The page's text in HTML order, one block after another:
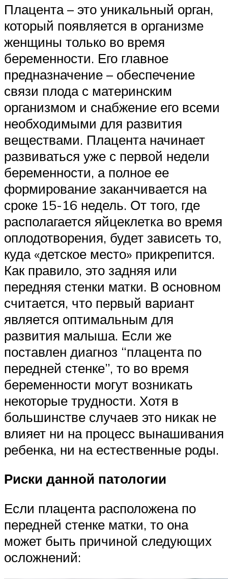
Плацента – это уникальный орган,
который появляется в организме
женщины только во время
беременности. Его главное
предназначение – обеспечение
связи плода с материнским
организмом и снабжение его всеми
необходимыми для развития
веществами. Плацента начинает
развиваться уже с первой недели
беременности, а полное ее
формирование заканчивается на
сроке 15-16 недель. От того, где
располагается яйцеклетка во время
оплодотворения, будет зависеть то,
куда «детское место» прикрепится.
Как правило, это задняя или
передняя стенки матки. В основном
считается, что первый вариант
является оптимальным для
развития малыша. Если же
поставлен диагноз “плацента по
передней стенке”, то во время
беременности могут возникать
некоторые трудности. Хотя в
большинстве случаев это никак не
влияет ни на процесс вынашивания
ребенка, ни на естественные роды.
Риски данной патологии
Если плацента расположена по
передней стенке матки, то она
может быть причиной следующих
осложнений: